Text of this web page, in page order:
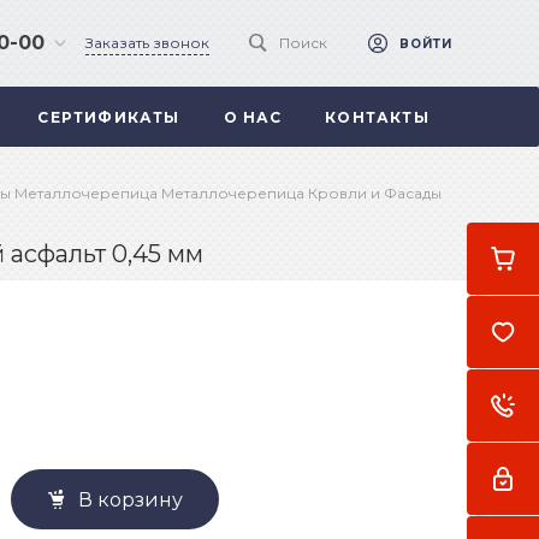
00 Заказать звонок Поиск ВОЙТИ
СЕРТИФИКАТЫ О НАС КОНТАКТЫ
Металлочерепица Металлочерепица Кровли и Фасады
0,45 мм
В корзину